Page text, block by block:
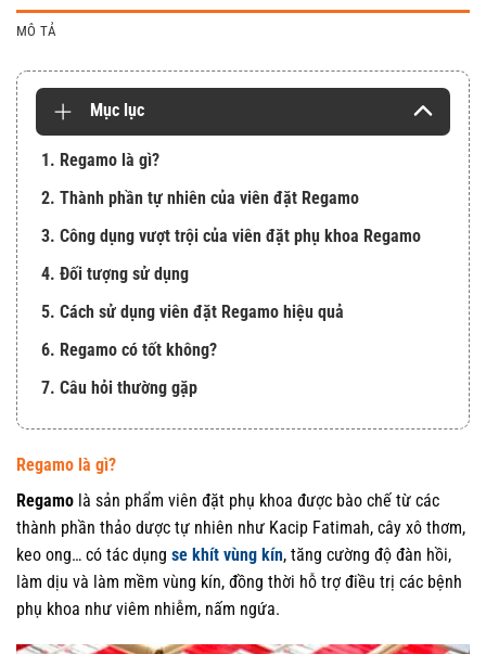
MÔ TẢ
Mục lục
1. Regamo là gì?
2. Thành phần tự nhiên của viên đặt Regamo
3. Công dụng vượt trội của viên đặt phụ khoa Regamo
4. Đối tượng sử dụng
5. Cách sử dụng viên đặt Regamo hiệu quả
6. Regamo có tốt không?
7. Câu hỏi thường gặp
Regamo là gì?
Regamo là sản phẩm viên đặt phụ khoa được bào chế từ các
thành phần thảo dược tự nhiên như Kacip Fatimah, cây xô thơm,
keo ong… có tác dụng se khít vùng kín, tăng cường độ đàn hồi,
làm dịu và làm mềm vùng kín, đồng thời hỗ trợ điều trị các bệnh
phụ khoa như viêm nhiễm, nấm ngứa.